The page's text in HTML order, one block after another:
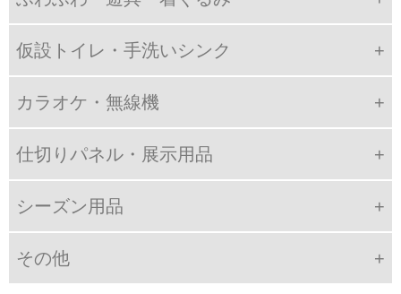
仮設トイレ・手洗いシンク
カラオケ・無線機
仕切りパネル・展示用品
シーズン用品
その他